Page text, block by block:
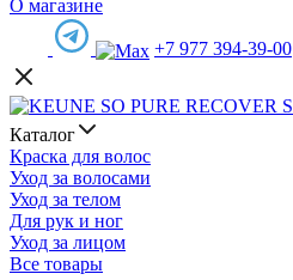
О магазине
+7 977 394-39-00
Каталог
Краска для волос
Уход за волосами
Уход за телом
Для рук и ног
Уход за лицом
Все товары